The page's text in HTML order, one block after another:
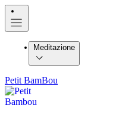
Meditazione
Petit BamBou